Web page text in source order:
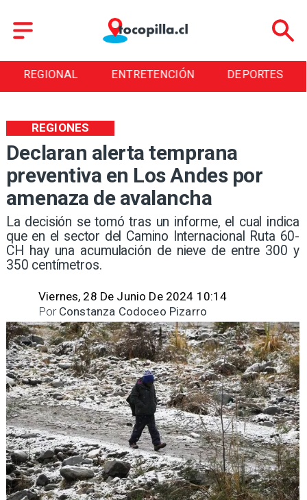
REGIONAL ENTRETENCIÓN DEPORTES
Declaran alerta temprana
preventiva en Los Andes por
amenaza de avalancha
​La decisión se tomó tras un informe, el cual indica
que en el sector del Camino Internacional Ruta 60-
CH hay una acumulación de nieve de entre 300 y
350 centímetros.
REGIONES
Viernes, 28 De Junio De 2024 10:14
Constanza Codoceo Pizarro
Por